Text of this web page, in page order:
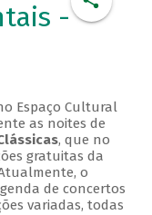
-
Espaço Cultural
as noites de
, que no
gratuitas da
o
de concertos
variadas, todas